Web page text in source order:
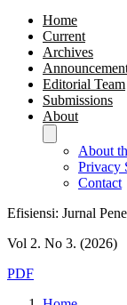
Home
Current
Archives
Editorial Team
Submissions
About
About
Privacy
Contact
Efisiensi: Jurnal
Vol 2. No 3. (2026)
PDF